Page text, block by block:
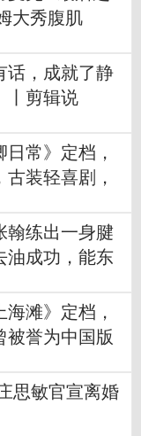
大秀腹肌
话，成就了静
丨剪辑说
常》定档，
装轻喜剧，
翰练出一身腱
油成功，能东
滩》定档，
被誉为中国版
思敏官宣离婚